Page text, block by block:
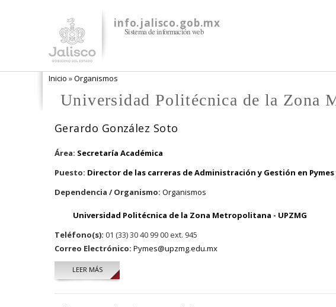
info.jalisco.gob.mx
Sistema de información web
Se encuentra usted aquí
Inicio »Organismos
Universidad Politécnica de la Zona
Gerardo González Soto
Área: Secretaría Académica
Puesto: Director de las carreras de Administración y Gestión en
Dependencia / Organismo: Organismos
Universidad Politécnica de la Zona Metropolitana - UPZMG
Teléfono(s): 01 (33) 30 40 99 00 ext. 945
Correo Electrónico: Pymes@upzmg.edu.mx
LEER MÁSSOBRE GERARDO GONZÁLEZ SOTO